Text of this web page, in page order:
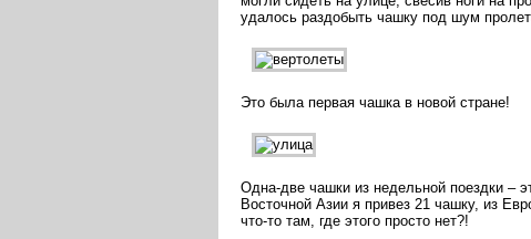
удалось раздобыть чашку под шум
Это была первая чашка в новой стране!
Одна-две чашки из недельной поездки –
Восточной Азии я привез 21 чашку, из
что-то там, где этого просто нет?!